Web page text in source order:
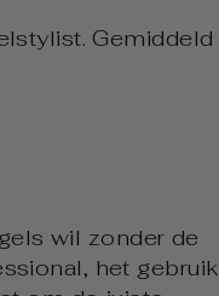
Gemiddeld
wil zonder de
het gebruik